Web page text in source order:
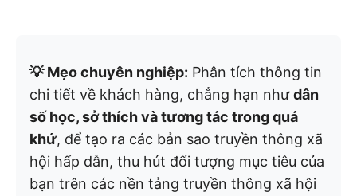
💡 Mẹo chuyên nghiệp: Phân tích thông tin
chi tiết về khách hàng, chẳng hạn nhưdân
số học, sở thích và tương tác trong quá
khứ, để tạo ra các bản sao truyền thông xã
hội hấp dẫn, thu hút đối tượng mục tiêu của
bạn trên các nền tảng truyền thông xã hội